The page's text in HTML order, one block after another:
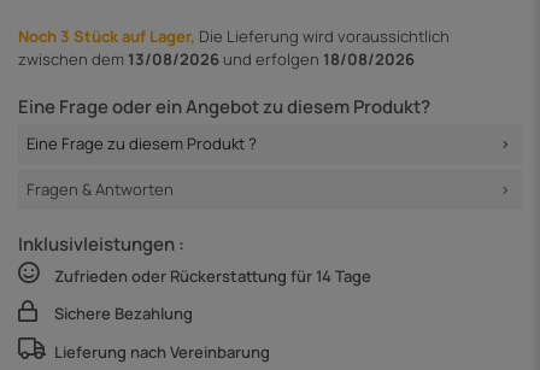
Noch 3 Stück auf Lager, Die Lieferung wird voraussichtlich
zwischen dem 13/08/2026 und erfolgen 18/08/2026
Eine Frage oder ein Angebot zu diesem Produkt?
Eine Frage zu diesem Produkt ?
Fragen & Antworten
Inklusivleistungen :
Zufrieden oder Rückerstattung für 14 Tage
Sichere Bezahlung
Lieferung nach Vereinbarung